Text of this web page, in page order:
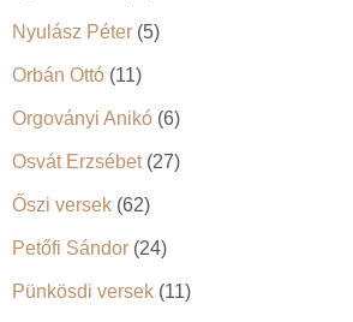
Nyulász Péter (5)
Orbán Ottó (11)
Orgoványi Anikó (6)
Osvát Erzsébet(27)
Őszi versek (62)
Petőfi Sándor (24)
Pünkösdi versek (11)